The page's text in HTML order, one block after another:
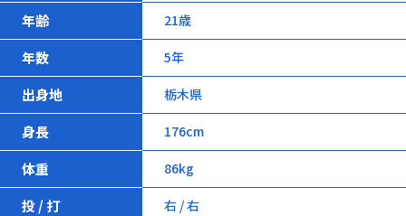
年齢 21歳
年数 5年
出身地 栃木県
身長 176cm
体重 86kg
投 / 打 右 / 右